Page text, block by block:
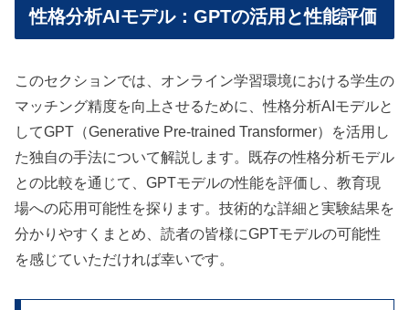
性格分析AIモデル：GPTの活用と性能評価
このセクションでは、オンライン学習環境における学生の
マッチング精度を向上させるために、性格分析AIモデルと
してGPT（Generative Pre-trained Transformer）を活用し
た独自の手法について解説します。既存の性格分析モデル
との比較を通じて、GPTモデルの性能を評価し、教育現
場への応用可能性を探ります。技術的な詳細と実験結果を
分かりやすくまとめ、読者の皆様にGPTモデルの可能性
を感じていただければ幸いです。